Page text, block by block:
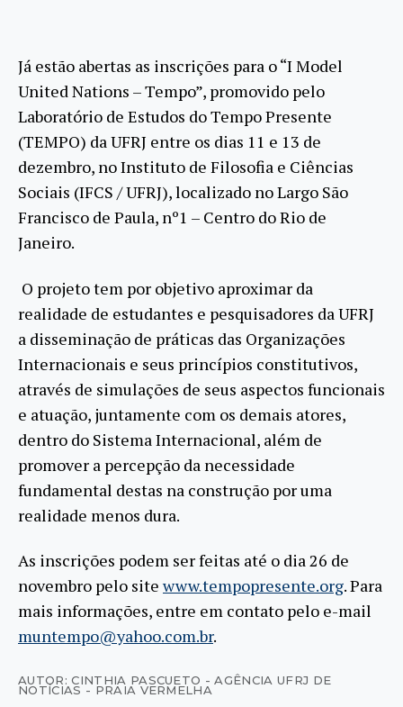
Já estão abertas as inscrições para o “I Model
United Nations – Tempo”, promovido pelo
Laboratório de Estudos do Tempo Presente
(TEMPO) da UFRJ entre os dias 11 e 13 de
dezembro, no Instituto de Filosofia e Ciências
Sociais (IFCS / UFRJ), localizado no Largo São
Francisco de Paula, nº1 – Centro do Rio de
Janeiro.
O projeto tem por objetivo aproximar da
realidade de estudantes e pesquisadores da UFRJ
a disseminação de práticas das Organizações
Internacionais e seus princípios constitutivos,
através de simulações de seus aspectos funcionais
e atuação, juntamente com os demais atores,
dentro do Sistema Internacional, além de
promover a percepção da necessidade
fundamental destas na construção por uma
realidade menos dura.
As inscrições podem ser feitas até o dia 26 de
novembro pelo sitewww.tempopresente.org. Para
mais informações, entre em contato pelo e-mail
muntempo@yahoo.com.br.
AUTOR: CINTHIA PASCUETO - AGÊNCIA UFRJ DE
NOTÍCIAS - PRAIA VERMELHA